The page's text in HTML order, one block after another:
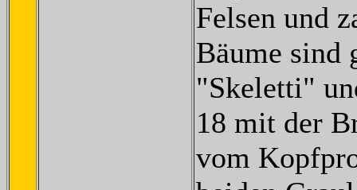
Felsen und
Bäume sind
"Skeletti"
18 mit der
vom